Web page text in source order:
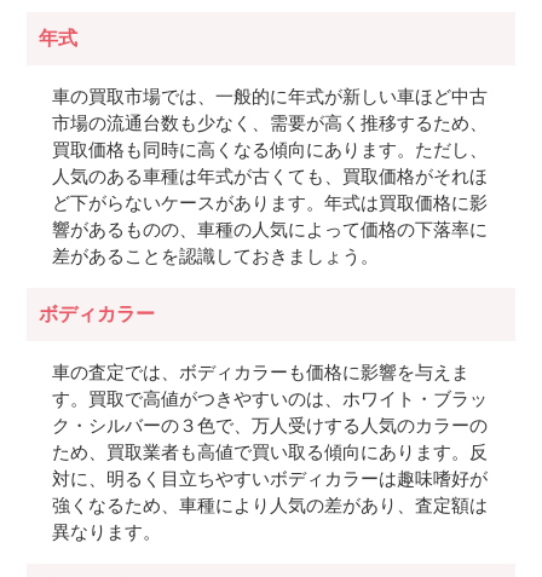
年式
車の買取市場では、一般的に年式が新しい車ほど中古
市場の流通台数も少なく、需要が高く推移するため、
買取価格も同時に高くなる傾向にあります。ただし、
人気のある車種は年式が古くても、買取価格がそれほ
ど下がらないケースがあります。年式は買取価格に影
響があるものの、車種の人気によって価格の下落率に
差があることを認識しておきましょう。
ボディカラー
車の査定では、ボディカラーも価格に影響を与えま
す。買取で高値がつきやすいのは、ホワイト・ブラッ
ク・シルバーの３色で、万人受けする人気のカラーの
ため、買取業者も高値で買い取る傾向にあります。反
対に、明るく目立ちやすいボディカラーは趣味嗜好が
強くなるため、車種により人気の差があり、査定額は
異なります。